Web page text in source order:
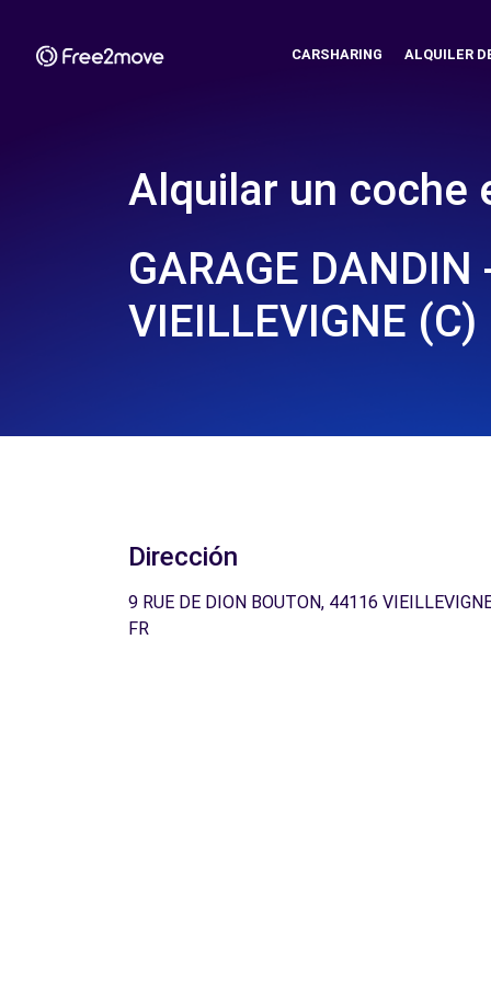
CARSHARING ALQUILER
Alquilar un coche
GARAGE DANDIN
VIEILLEVIGNE (C)
Dirección
9 RUE DE DION BOUTON, 44116
FR